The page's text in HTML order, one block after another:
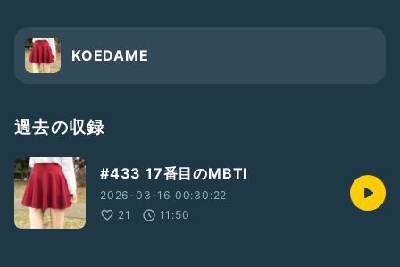
KOEDAME
過去の収録
#433 17番目のMBTI
2026-03-16 00:30:22
21
11:50